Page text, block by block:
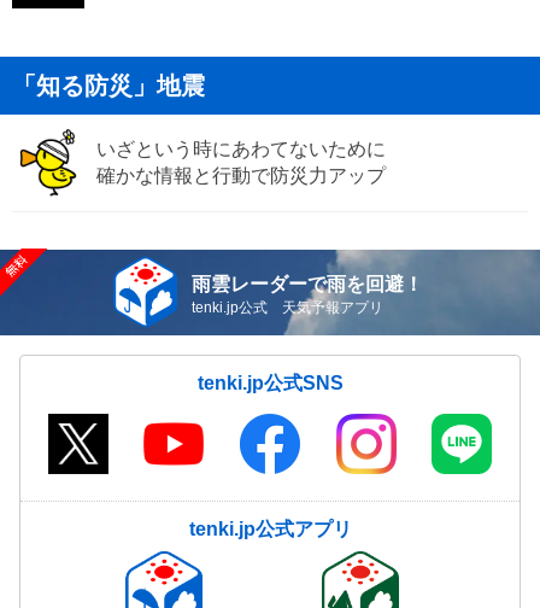
「知る防災」地震
いざという時にあわてないために
確かな情報と行動で防災力アップ
雨雲レーダーで雨を回避！
tenki.jp公式 天気予報アプリ
tenki.jp公式SNS
tenki.jp公式アプリ